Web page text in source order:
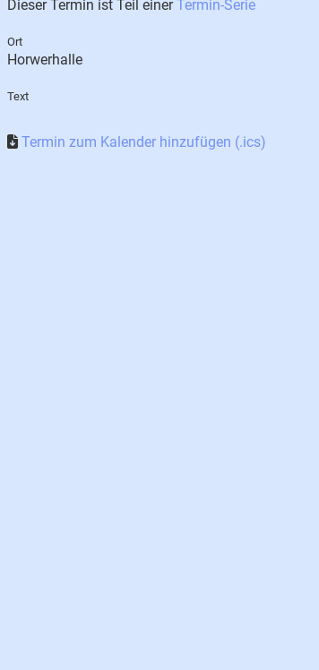
Dieser Termin ist Teil einerTermin-Serie
Ort
Horwerhalle
Text
Termin zum Kalender hinzufügen (.ics)